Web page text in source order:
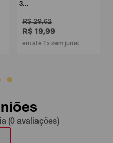
19,99
até 1x sem juros
(0 avaliações)